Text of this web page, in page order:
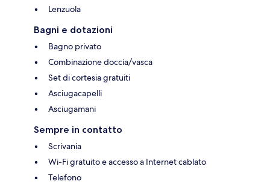
Lenzuola
Bagni e dotazioni
Bagno privato
Combinazione doccia/vasca
Set di cortesia gratuiti
Asciugacapelli
Asciugamani
Sempre in contatto
Scrivania
Wi-Fi gratuito e accesso a Internet cablato
Telefono